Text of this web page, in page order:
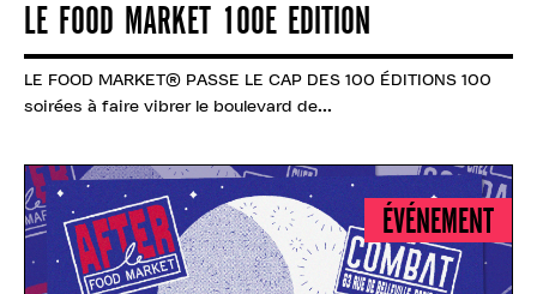
LE FOOD MARKET 100E EDITION
LE FOOD MARKET® PASSE LE CAP DES 100 ÉDITIONS 100
soirées à faire vibrer le boulevard de...
ÉVÉNEMENT